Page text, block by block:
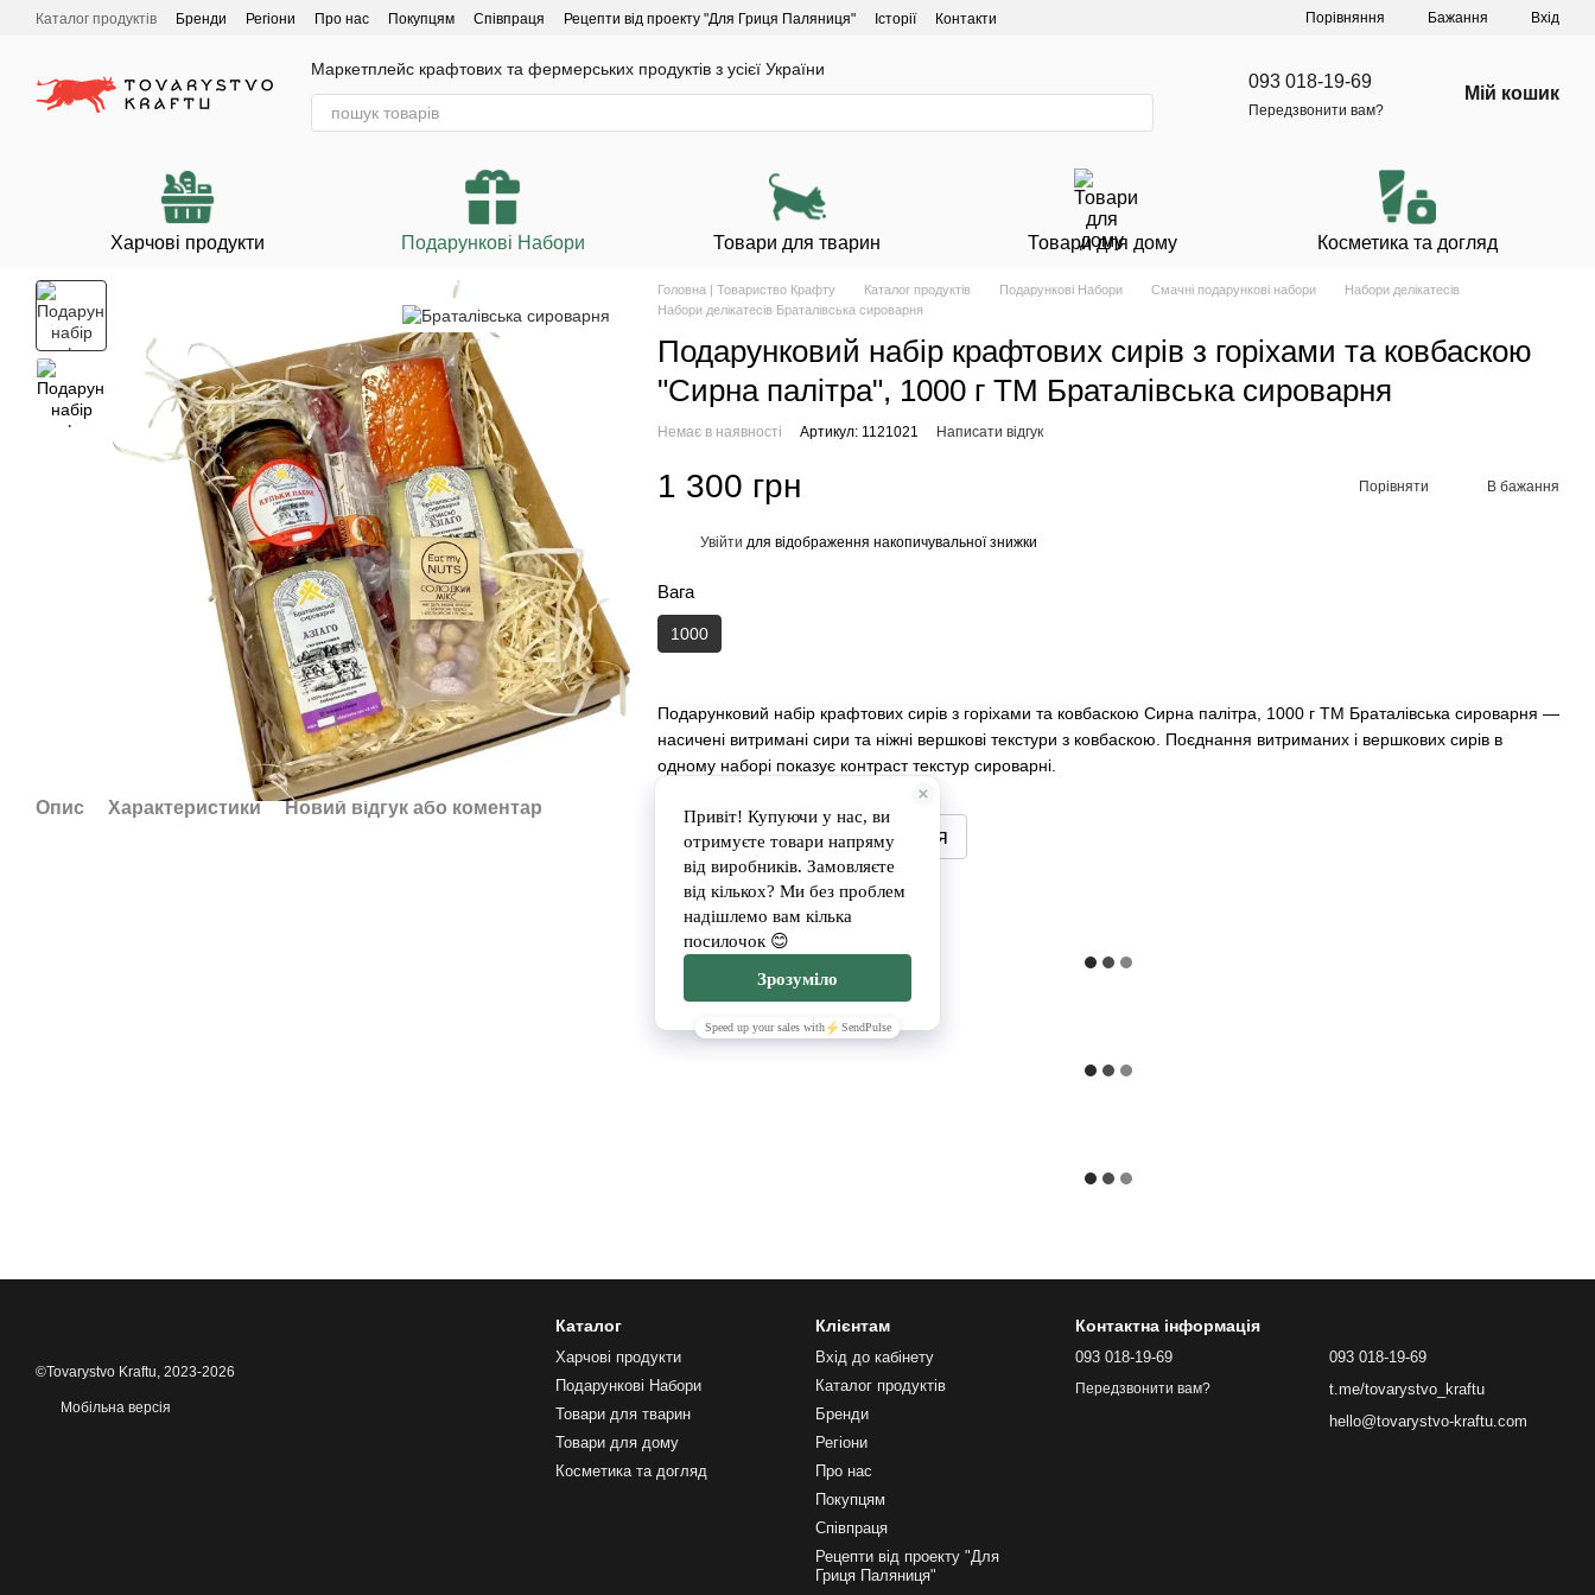
Перейти до основного контенту
Каталог продуктів Бренди Регіони Про нас Покупцям Співпраця Рецепти від проекту "Для Гриця Паляниця" Історії Контакти Порівняння Бажання Вхід
Маркетплейс крафтових та фермерських продуктів з усієї України
093 018-19-69
Передзвонити вам?
Мій кошик
Харчові продукти Подарункові Набори Товари для тварин Товари для дому Косметика та догляд
Опис Характеристики Новий відгук або коментар
Головна | Товариство Крафту Каталог продуктів Подарункові Набори Смачні подарункові набори
Набори делікатесів
Набори делікатесів Браталівська сироварня
Подарунковий набір крафтових сирів з горіхами та ковбаскою
"Сирна палітра", 1000 г ТМ Браталівська сироварня
Немає в наявності Артикул: 1121021 Написати відгук
1 300 грн Порівняти В бажання
Увійти для відображення накопичувальної знижки
Вага
1000
Подарунковий набір крафтових сирів з горіхами та ковбаскою Сирна палітра, 1000 г ТМ Браталівська сироварня —
насичені витримані сири та ніжні вершкові текстури з ковбаскою. Поєднання витриманих і вершкових сирів в
одному наборі показує контраст текстур сироварні.
Повідомити, коли з'явиться
Доставка Оплата
©Tovarystvo Kraftu, 2023-2026
Мобільна версія
Каталог
Харчові продукти
Подарункові Набори
Товари для тварин
Товари для дому
Косметика та догляд
Клієнтам
Вхід до кабінету
Каталог продуктів
Бренди
Регіони
Про нас
Покупцям
Співпраця
Рецепти від проекту "Для
Гриця Паляниця"
Контактна інформація
093 018-19-69
Передзвонити вам?
093 018-19-69
t.me/tovarystvo_kraftu
hello@tovarystvo-kraftu.com